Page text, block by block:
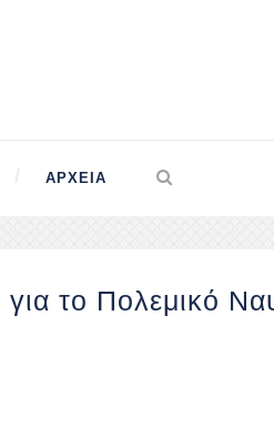
ΑΡΧΕΊΑ
το Πολεμικό